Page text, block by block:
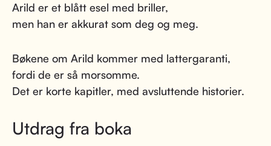
Arild er et blått esel med briller,
men han er akkurat som deg og meg.
Bøkene om Arild kommer med lattergaranti,
fordi de er så morsomme.
Det er korte kapitler, med avsluttende historier.
Utdrag fra boka